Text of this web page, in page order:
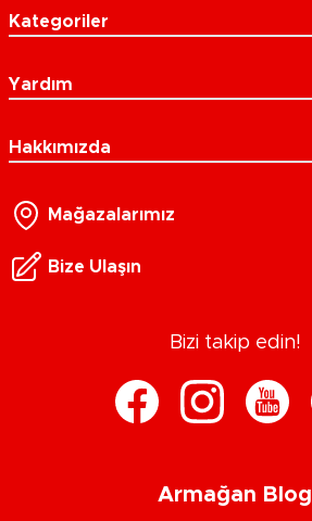
Kategoriler
Yardım
Hakkımızda
Mağazalarımız
Bize Ulaşın
Bizi takip edin!
Armağan Blog